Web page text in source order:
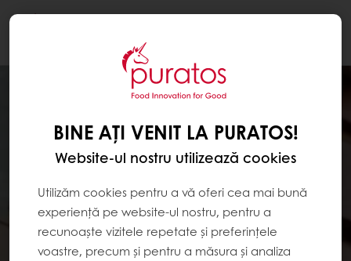
BINE AȚI VENIT LA PURATOS!
Website-ul nostru utilizează cookies
Utilizăm cookies pentru a vă oferi cea mai bună
experiență pe website-ul nostru, pentru a
recunoaște vizitele repetate și preferințele
voastre, precum și pentru a măsura și analiza